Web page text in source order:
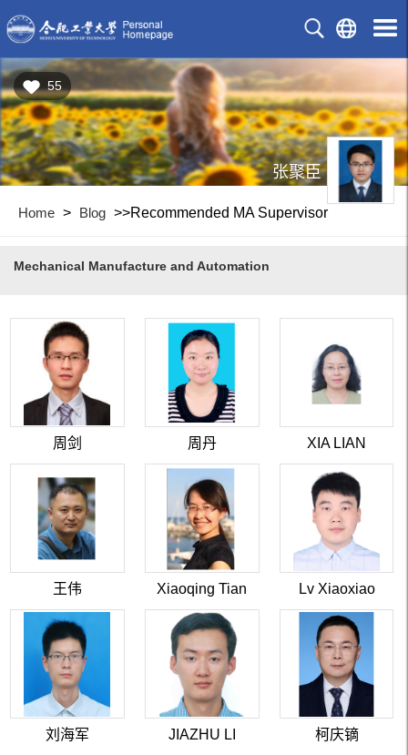
55
张聚臣
Home > Blog >>Recommended MA Supervisor
Mechanical Manufacture and Automation
周剑 周丹 XIA LIAN
王伟 Xiaoqing Tian Lv Xiaoxiao
刘海军 JIAZHU LI 柯庆镝